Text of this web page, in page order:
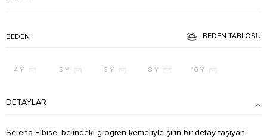
BEDEN BEDEN TABLOSU
4 Y 5 Y 6 Y 8 Y 10 Y
DETAYLAR
Serena Elbise, belindeki grogren kemeriyle şirin bir detay taşıyan,